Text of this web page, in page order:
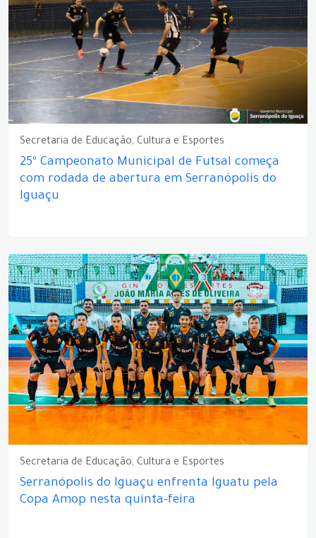
Secretaria de Educação, Cultura e Esportes
25º Campeonato Municipal de Futsal começa
com rodada de abertura em Serranópolis do
Iguaçu
Secretaria de Educação, Cultura e Esportes
Serranópolis do Iguaçu enfrenta Iguatu pela
Copa Amop nesta quinta-feira